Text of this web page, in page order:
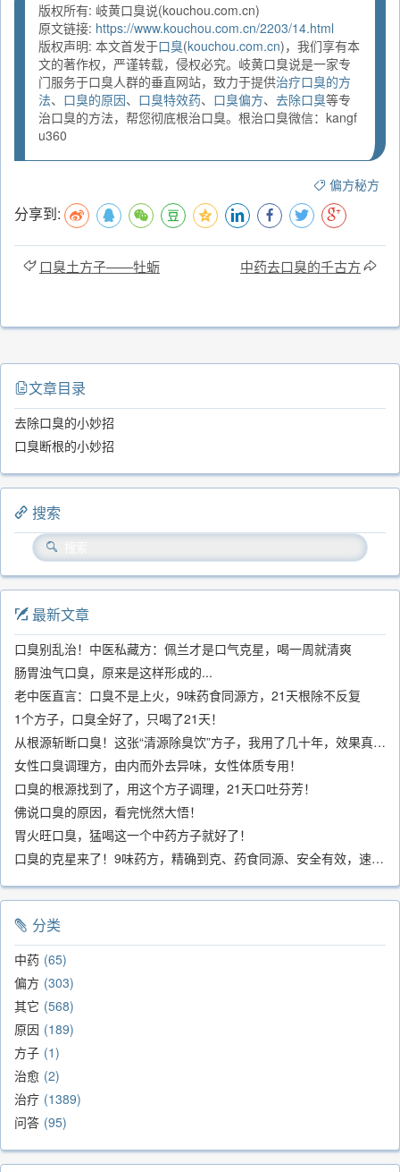
版权所有: 岐黄口臭说(kouchou.com.cn)
原文链接: https://www.kouchou.com.cn/2203/14.html
版权声明: 本文首发于口臭(kouchou.com.cn)，我们享有本
文的著作权，严谨转载，侵权必究。岐黄口臭说是一家专
门服务于口臭人群的垂直网站，致力于提供治疗口臭的方
法、 口臭的原因、 口臭特效药、 口臭偏方、 去除口臭等专
治口臭的方法，帮您彻底根治口臭。根治口臭微信：kangf
u360
偏方秘方
分享到:
口臭土方子——牡蛎 中药去口臭的千古方
文章目录
去除口臭的小妙招
口臭断根的小妙招
搜索
最新文章
口臭别乱治！中医私藏方：佩兰才是口气克星，喝一周就清爽
肠胃浊气口臭，原来是这样形成的...
老中医直言：口臭不是上火，9味药食同源方，21天根除不反复
1个方子，口臭全好了，只喝了21天！
从根源斩断口臭！这张“清源除臭饮”方子，我用了几十年，效果真不错
女性口臭调理方，由内而外去异味，女性体质专用！
口臭的根源找到了，用这个方子调理，21天口吐芬芳！
佛说口臭的原因，看完恍然大悟！
胃火旺口臭，猛喝这一个中药方子就好了！
口臭的克星来了！9味药方，精确到克、药食同源、安全有效，速看！
分类
中药 65
偏方 303
其它 568
原因 189
方子 1
治愈 2
治疗 1389
问答 95